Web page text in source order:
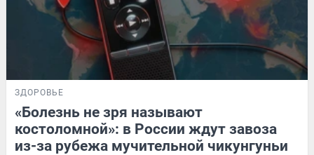
ЗДОРОВЬЕ
«Болезнь не зря называют
костоломной»: в России ждут завоза
из-за рубежа мучительной чикунгуньи